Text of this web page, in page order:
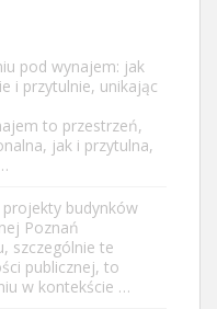
pod wynajem: jak
i przytulnie, unikając
to przestrzeń,
jak i przytulna,
budynków
Poznań
szczególnie te
publicznej, to
w kontekście …